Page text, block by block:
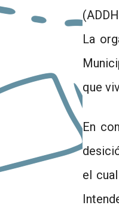
La
que
En
el